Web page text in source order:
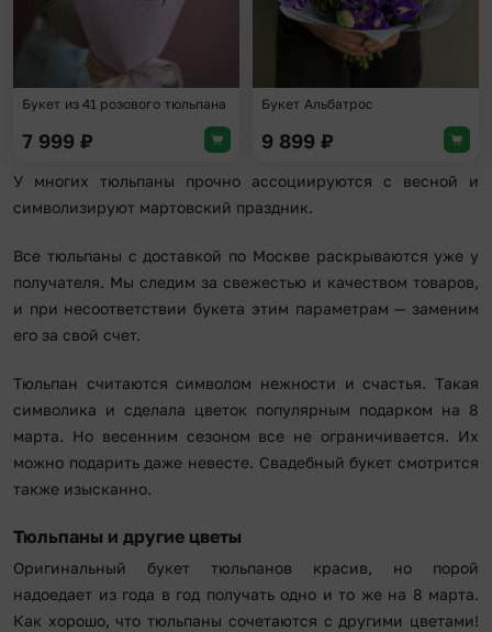
Букет из 41 розового тюльпана
7 999 ₽
Букет Альбатрос
9 899 ₽
У многих тюльпаны прочно ассоциируются с весной и
символизируют мартовский праздник.
Все тюльпаны с доставкой по Москве раскрываются уже у
получателя. Мы следим за свежестью и качеством товаров,
и при несоответствии букета этим параметрам — заменим
его за свой счет.
Тюльпан считаются символом нежности и счастья. Такая
символика и сделала цветок популярным подарком на 8
марта. Но весенним сезоном все не ограничивается. Их
можно подарить даже невесте. Свадебный букет смотрится
также изысканно.
Тюльпаны и другие цветы
Оригинальный букет тюльпанов красив, но порой
надоедает из года в год получать одно и то же на 8 марта.
Как хорошо, что тюльпаны сочетаются с другими цветами!